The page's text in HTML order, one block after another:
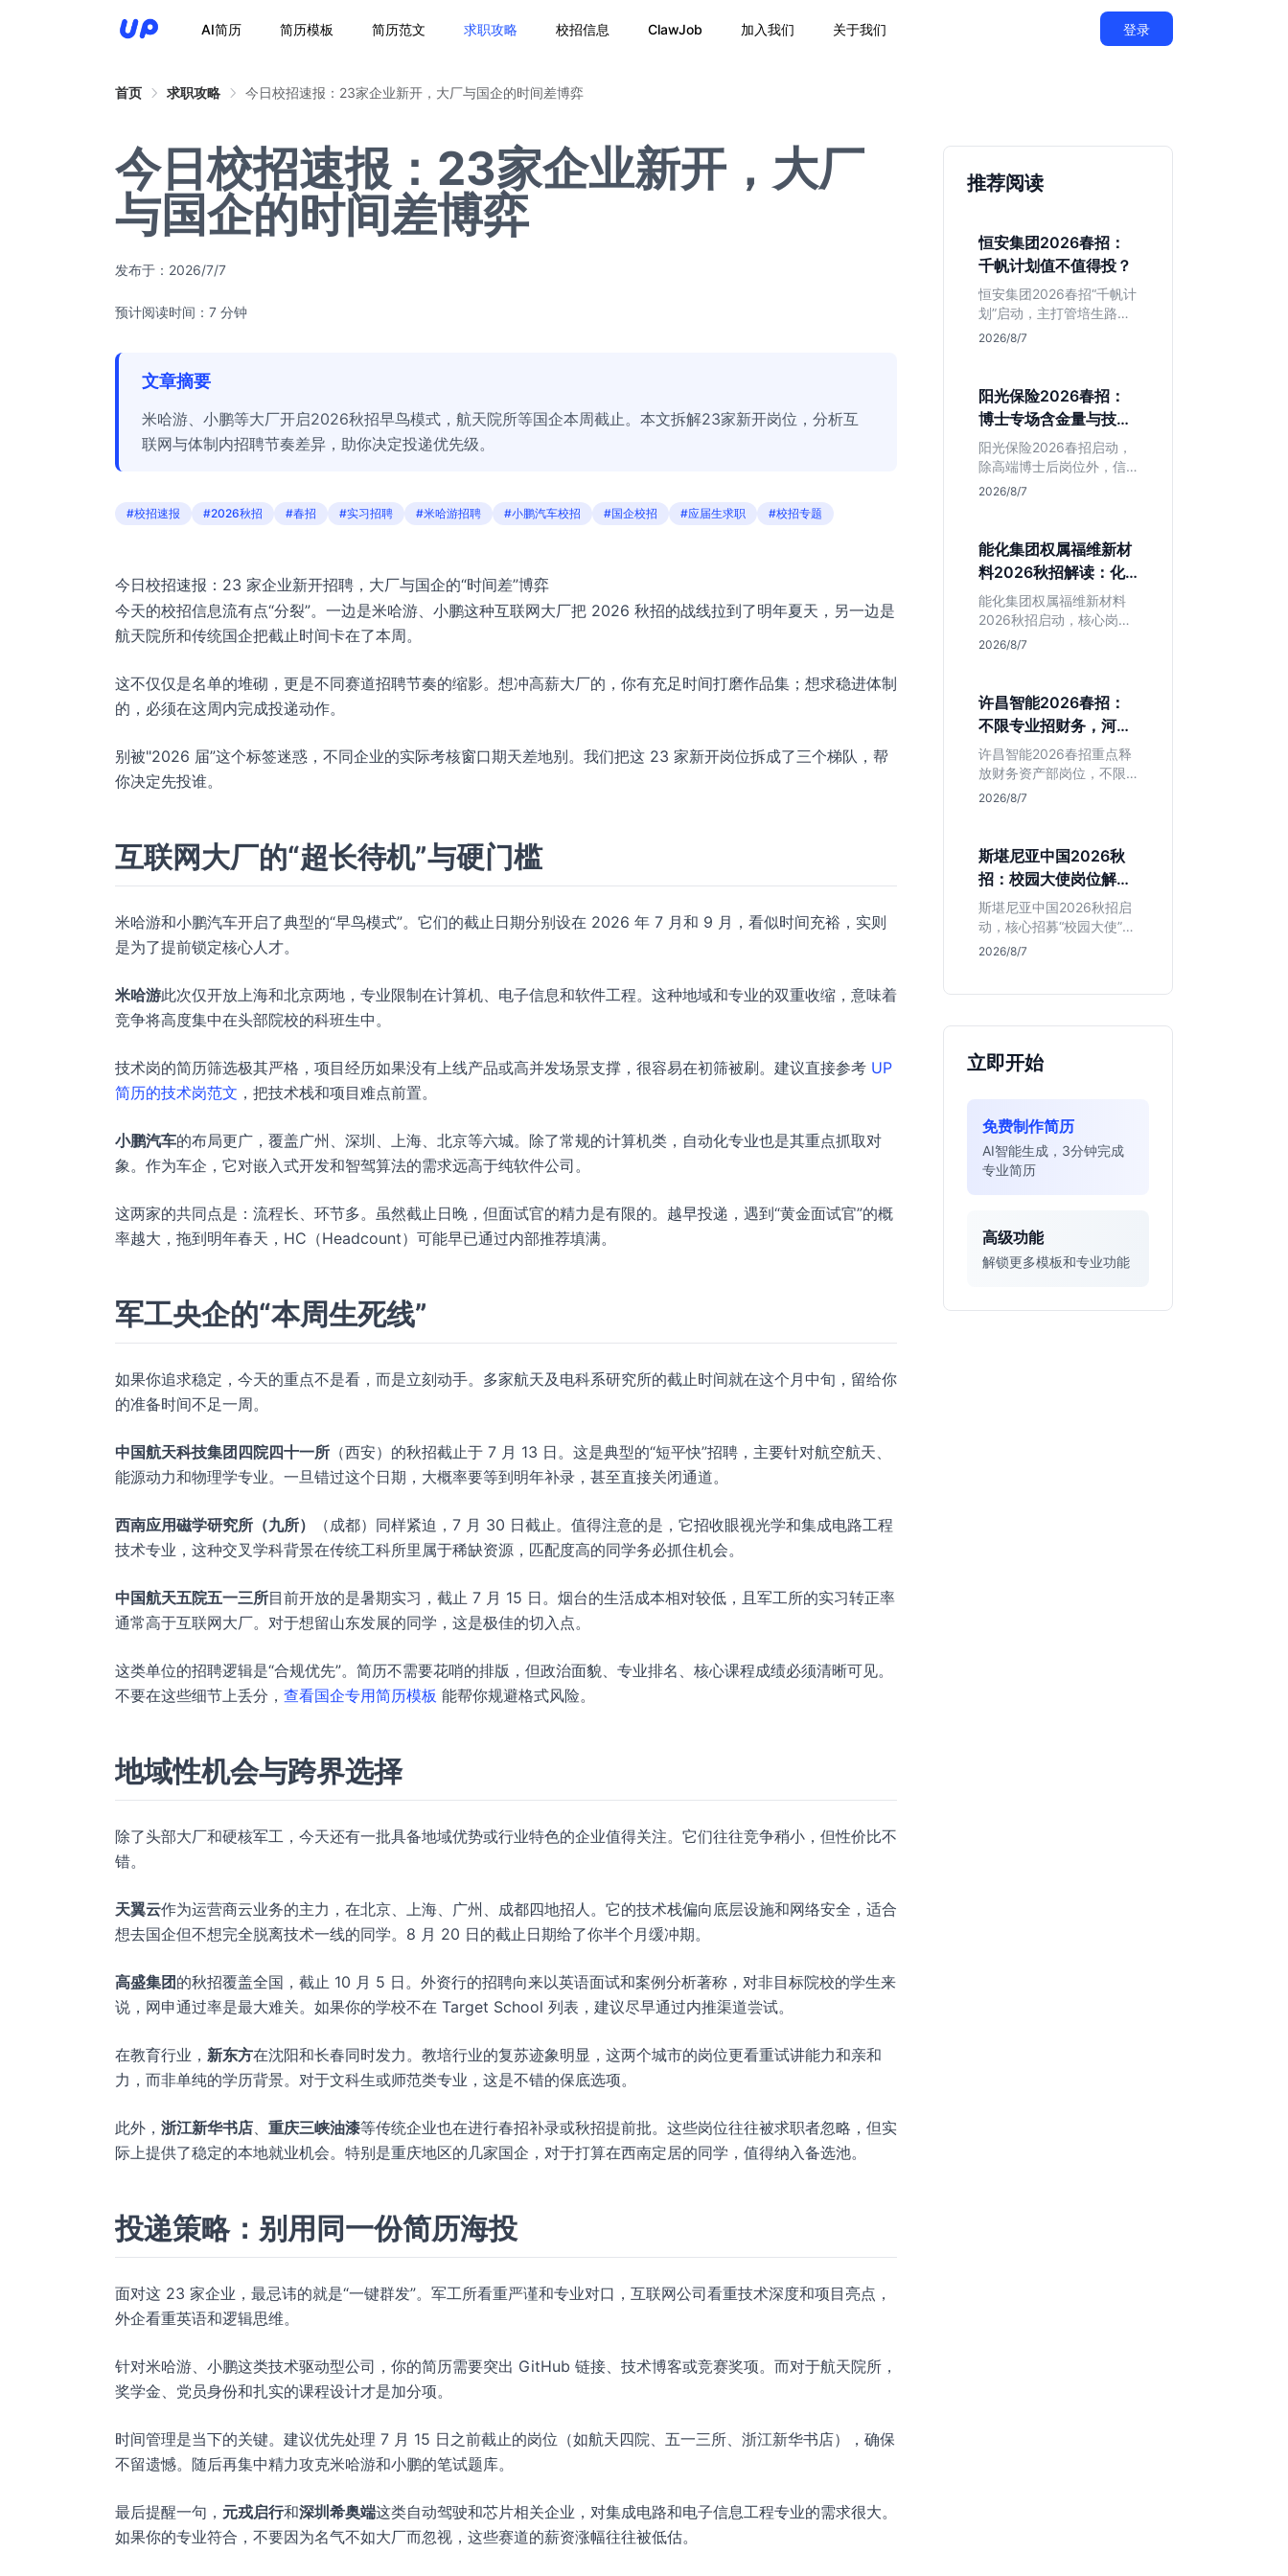
AI简历 简历模板 简历范文 求职攻略 校招信息 ClawJob 加入我们 关于我们 登录
首页 求职攻略 今日校招速报：23家企业新开，大厂与国企的时间差博弈
今日校招速报：23家企业新开，大厂
与国企的时间差博弈
发布于： 2026/7/7
预计阅读时间：7 分钟
文章摘要
米哈游、小鹏等大厂开启2026秋招早鸟模式，航天院所等国企本周截止。本文拆解23家新开岗位，分析互
联网与体制内招聘节奏差异，助你决定投递优先级。
#校招速报 #2026秋招 #春招 #实习招聘 #米哈游招聘 #小鹏汽车校招 #国企校招 #应届生求职 #校招专题
今日校招速报：23 家企业新开招聘，大厂与国企的“时间差”博弈
今天的校招信息流有点“分裂”。一边是米哈游、小鹏这种互联网大厂把 2026 秋招的战线拉到了明年夏天，另一边是
航天院所和传统国企把截止时间卡在了本周。
这不仅仅是名单的堆砌，更是不同赛道招聘节奏的缩影。想冲高薪大厂的，你有充足时间打磨作品集；想求稳进体制
的，必须在这周内完成投递动作。
别被"2026 届”这个标签迷惑，不同企业的实际考核窗口期天差地别。我们把这 23 家新开岗位拆成了三个梯队，帮
你决定先投谁。
互联网大厂的“超长待机”与硬门槛
米哈游和小鹏汽车开启了典型的“早鸟模式”。它们的截止日期分别设在 2026 年 7 月和 9 月，看似时间充裕，实则
是为了提前锁定核心人才。
米哈游此次仅开放上海和北京两地，专业限制在计算机、电子信息和软件工程。这种地域和专业的双重收缩，意味着
竞争将高度集中在头部院校的科班生中。
技术岗的简历筛选极其严格，项目经历如果没有上线产品或高并发场景支撑，很容易在初筛被刷。建议直接参考 UP
简历的技术岗范文 ，把技术栈和项目难点前置。
小鹏汽车的布局更广，覆盖广州、深圳、上海、北京等六城。除了常规的计算机类，自动化专业也是其重点抓取对
象。作为车企，它对嵌入式开发和智驾算法的需求远高于纯软件公司。
这两家的共同点是：流程长、环节多。虽然截止日晚，但面试官的精力是有限的。越早投递，遇到“黄金面试官”的概
率越大，拖到明年春天，HC（Headcount）可能早已通过内部推荐填满。
军工央企的“本周生死线”
如果你追求稳定，今天的重点不是看，而是立刻动手。多家航天及电科系研究所的截止时间就在这个月中旬，留给你
的准备时间不足一周。
中国航天科技集团四院四十一所 （西安）的秋招截止于 7 月 13 日。这是典型的“短平快”招聘，主要针对航空航天、
能源动力和物理学专业。一旦错过这个日期，大概率要等到明年补录，甚至直接关闭通道。
西南应用磁学研究所（九所）
（成都）同样紧迫，7 月 30 日截止。值得注意的是，它招收眼视光学和集成电路工程
技术专业，这种交叉学科背景在传统工科所里属于稀缺资源，匹配度高的同学务必抓住机会。
中国航天五院五一三所目前开放的是暑期实习，截止 7 月 15 日。烟台的生活成本相对较低，且军工所的实习转正率
通常高于互联网大厂。对于想留山东发展的同学，这是极佳的切入点。
这类单位的招聘逻辑是“合规优先”。简历不需要花哨的排版，但政治面貌、专业排名、核心课程成绩必须清晰可见。
不要在这些细节上丢分， 查看国企专用简历模板 能帮你规避格式风险。
地域性机会与跨界选择
除了头部大厂和硬核军工，今天还有一批具备地域优势或行业特色的企业值得关注。它们往往竞争稍小，但性价比不
错。
天翼云作为运营商云业务的主力，在北京、上海、广州、成都四地招人。它的技术栈偏向底层设施和网络安全，适合
想去国企但不想完全脱离技术一线的同学。8 月 20 日的截止日期给了你半个月缓冲期。
高盛集团 的秋招覆盖全国，截止 10 月 5 日。外资行的招聘向来以英语面试和案例分析著称，对非目标院校的学生来
说，网申通过率是最大难关。如果你的学校不在 Target School 列表，建议尽早通过内推渠道尝试。
在教育行业， 新东方在沈阳和长春同时发力。教培行业的复苏迹象明显，这两个城市的岗位更看重试讲能力和亲和
力，而非单纯的学历背景。对于文科生或师范类专业，这是不错的保底选项。
此外， 浙江新华书店、 重庆三峡油漆等传统企业也在进行春招补录或秋招提前批。这些岗位往往被求职者忽略，但实
际上提供了稳定的本地就业机会。特别是重庆地区的几家国企，对于打算在西南定居的同学，值得纳入备选池。
投递策略：别用同一份简历海投
面对这 23 家企业，最忌讳的就是“一键群发”。军工所看重严谨和专业对口，互联网公司看重技术深度和项目亮点，
外企看重英语和逻辑思维。
针对米哈游、小鹏这类技术驱动型公司，你的简历需要突出 GitHub 链接、技术博客或竞赛奖项。而对于航天院所，
奖学金、党员身份和扎实的课程设计才是加分项。
时间管理是当下的关键。建议优先处理 7 月 15 日之前截止的岗位（如航天四院、五一三所、浙江新华书店），确保
不留遗憾。随后再集中精力攻克米哈游和小鹏的笔试题库。
最后提醒一句， 元戎启行和深圳希奥端这类自动驾驶和芯片相关企业，对集成电路和电子信息工程专业的需求很大。
如果你的专业符合，不要因为名气不如大厂而忽视，这些赛道的薪资涨幅往往被低估。
推荐阅读
恒安集团2026春招：
千帆计划值不值得投？
恒安集团2026春招“千帆计
划”启动，主打管培生路
线。本文解析老牌快消巨
限，帮你判断是否值得投
递。
2026/8/7
阳光保险2026春招：
博士专场含金量与技术
岗捡漏指南
阳光保险2026春招启动，
除高端博士后岗位外，信
息技术部释放大量Java、
技术岗需求与投递价值，
助你快速判断是否值得
投。
2026/8/7
能化集团权属福维新材
料2026秋招解读：化
工材料生必看
能化集团权属福维新材料
2026秋招启动，核心岗位
集中在福建永安。本文解
点限制，助理工科生判断
是否值得投递。
2026/8/7
许昌智能2026春招：
不限专业招财务，河南
本地生值得冲吗？
许昌智能2026春招重点释
放财务资产部岗位，不限
专业。作为河南本地老牌
在本地积累工业场景经验
的应届生。
2026/8/7
斯堪尼亚中国2026秋
招：校园大使岗位解读
与投递指南
斯堪尼亚中国2026秋招启
动，核心招募“校园大使”而
非技术管培生。本文解析
你判断是否值得投递。
2026/8/7
立即开始
免费制作简历
AI智能生成，3分钟完成
专业简历
高级功能
解锁更多模板和专业功能